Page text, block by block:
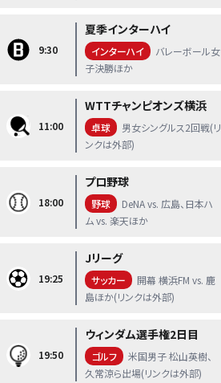
9:30
夏季インターハイ
インターハイ
バレーボール女
子決勝ほか
11:00
WTTチャンピオンズ横浜
卓球
男女シングルス2回戦(リ
ンクは外部)
18:00
プロ野球
野球
DeNA vs. 広島、日本ハ
ム vs. 楽天ほか
19:25
Jリーグ
サッカー
開幕 横浜FM vs. 鹿
島ほか(リンクは外部)
19:50
ウィンダム選手権2日目
ゴルフ
米国男子 松山英樹、
久常涼ら出場(リンクは外部)